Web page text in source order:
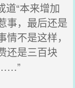
道“本来增加
事，最后还是
不是这样，
还是三百块